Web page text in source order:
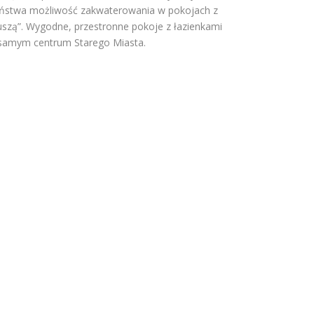
możliwość zakwaterowania w pokojach z
Wygodne, przestronne pokoje z łazienkami
centrum Starego Miasta.